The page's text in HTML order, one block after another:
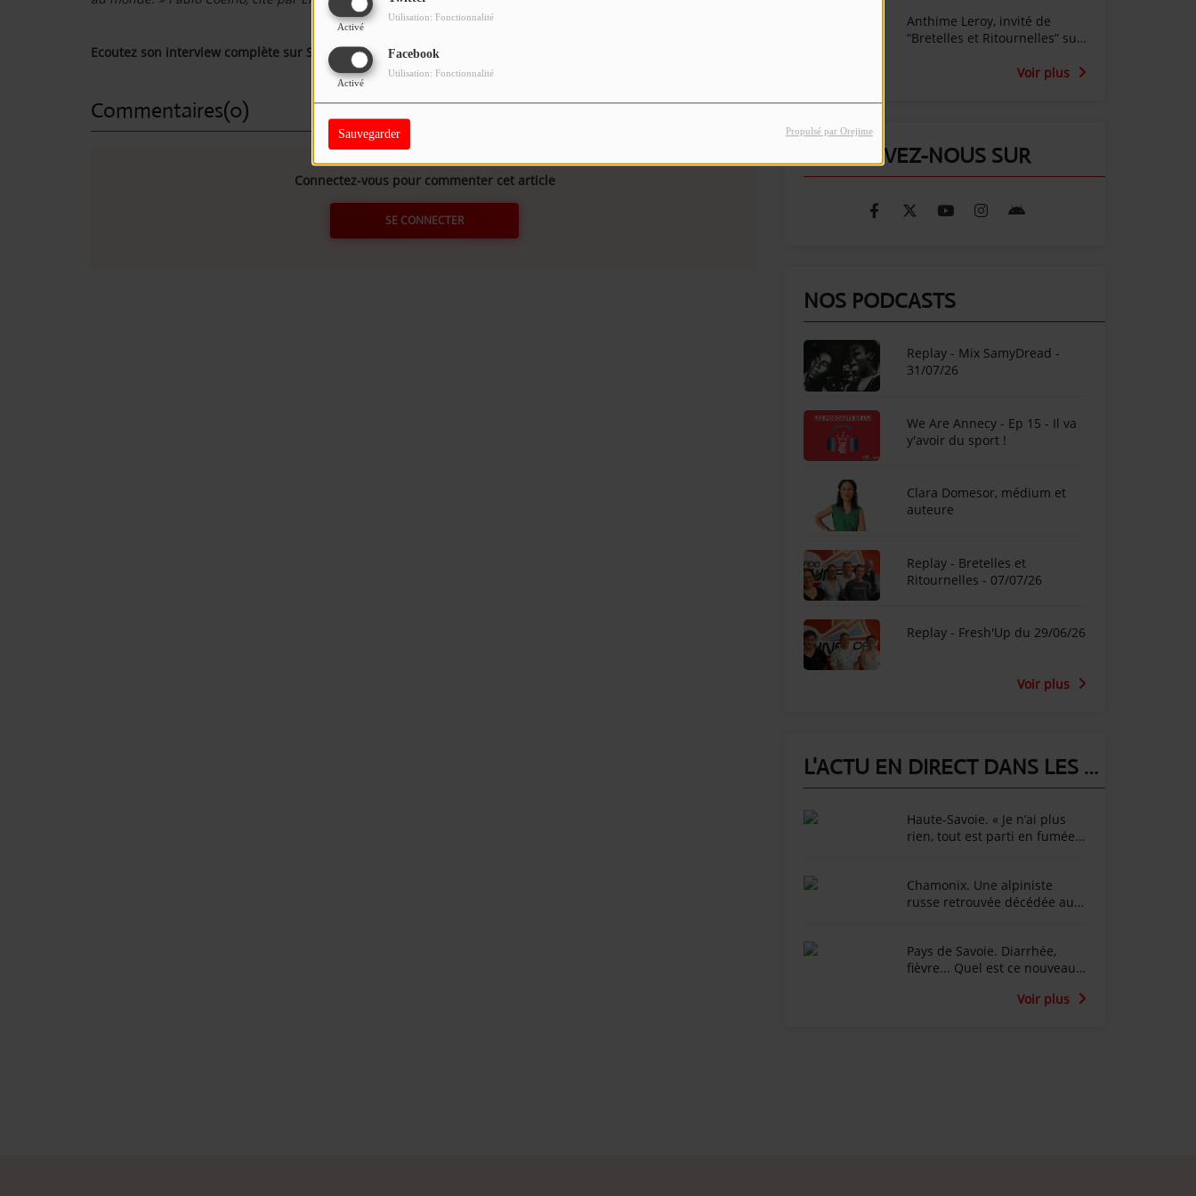
Activé
Utilisation: Fonctionnalité
Facebook
Activé
Utilisation: Fonctionnalité
Sauvegarder Propulsé par Orejime
Ecoutez son interview complète sur SunAlpes Radio.
Commentaires(0)
Connectez-vous pour commenter cet article
SE CONNECTER
Anthime Leroy, invité de
“Bretelles et Ritournelles” sur
Voir plus
RETROUVEZ-NOUS SUR
NOS PODCASTS
Replay - Mix SamyDread -
31/07/26
We Are Annecy - Ep 15 - Il va
y'avoir du sport !
Clara Domesor, médium et
auteure
Replay - Bretelles et
Ritournelles - 07/07/26
Replay - Fresh'Up du 29/06/26
Voir plus
L'ACTU EN DIRECT DANS LES ALPES !
Haute-Savoie. « Je n’ai plus
rien, tout est parti en fumée »
l'incendie du Chalet de la
Croix au Salève
Chamonix. Une alpiniste
russe retrouvée décédée au
Pays de Savoie. Diarrhée,
fièvre... Quel est ce nouveau
Voir plus